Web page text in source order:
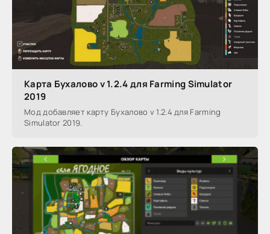
Карта Бухалово v 1.2.4 для Farming Simulator
2019
Мод добавляет карту Бухалово v 1.2.4 для Farming
Simulator 2019.